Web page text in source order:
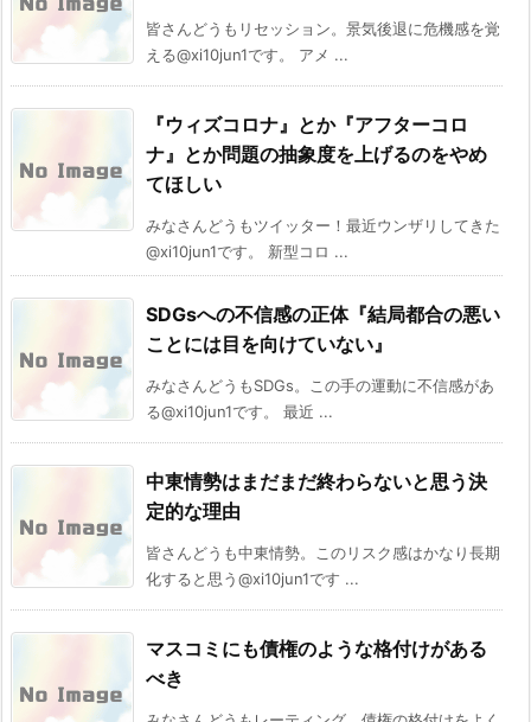
皆さんどうもリセッション。景気後退に危機感を覚
える@xi10jun1です。 アメ ...
『ウィズコロナ』とか『アフターコロ
ナ』とか問題の抽象度を上げるのをやめ
てほしい
みなさんどうもツイッター！最近ウンザリしてきた
@xi10jun1です。 新型コロ ...
SDGsへの不信感の正体『結局都合の悪い
ことには目を向けていない』
みなさんどうもSDGs。この手の運動に不信感があ
る@xi10jun1です。 最近 ...
中東情勢はまだまだ終わらないと思う決
定的な理由
皆さんどうも中東情勢。このリスク感はかなり長期
化すると思う@xi10jun1です ...
マスコミにも債権のような格付けがある
べき